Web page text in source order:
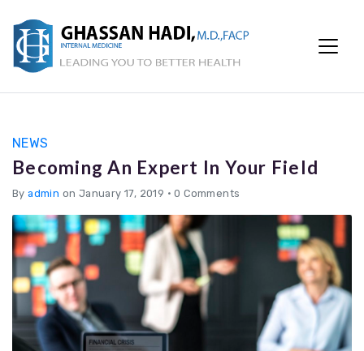
NEWS
Becoming An Expert In Your Field
Byadmin on January 17, 2019 • 0 Comments